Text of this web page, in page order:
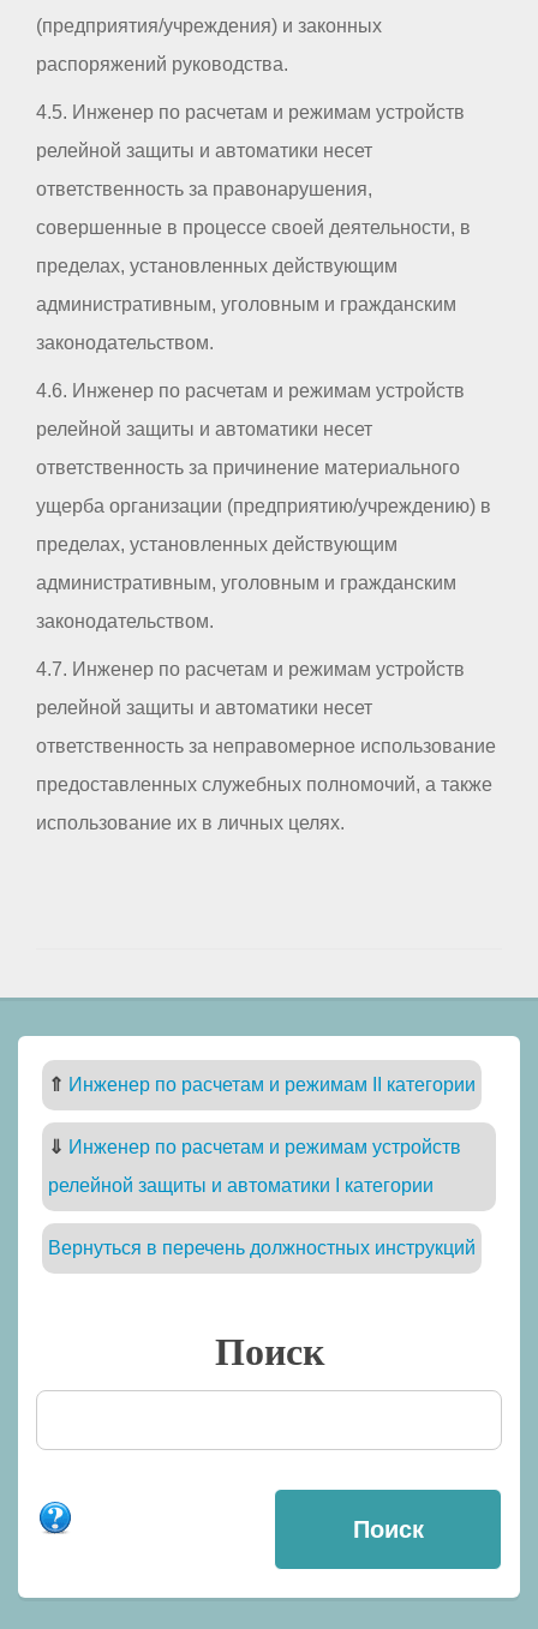
(предприятия/учреждения) и законных
распоряжений руководства.
4.5. Инженер по расчетам и режимам устройств
релейной защиты и автоматики несет
ответственность за правонарушения,
совершенные в процессе своей деятельности, в
пределах, установленных действующим
административным, уголовным и гражданским
законодательством.
4.6. Инженер по расчетам и режимам устройств
релейной защиты и автоматики несет
ответственность за причинение материального
ущерба организации (предприятию/учреждению) в
пределах, установленных действующим
административным, уголовным и гражданским
законодательством.
4.7. Инженер по расчетам и режимам устройств
релейной защиты и автоматики несет
ответственность за неправомерное использование
предоставленных служебных полномочий, а также
использование их в личных целях.
⇑ Инженер по расчетам и режимам II категории
⇓ Инженер по расчетам и режимам устройств
релейной защиты и автоматики I категории
Вернуться в перечень должностных инструкций
Поиск